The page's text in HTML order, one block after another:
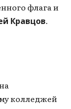
флага и
Кравцов.
колледжей